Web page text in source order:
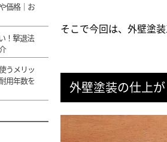
そこで今回は、外壁塗
外壁塗装の仕上
価格｜お
！撃退法
うメリッ
用年数を